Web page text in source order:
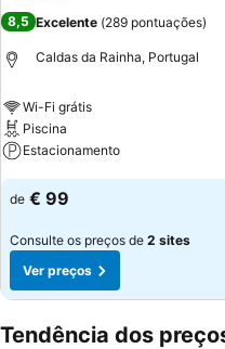
8,5 Excelente (289 pontuações)
Caldas da Rainha, Portugal
Wi-Fi grátis
Piscina
Estacionamento
Ver preços
de € 99
Consulte os preços de 2 sites
Ver preços
Tendência dos